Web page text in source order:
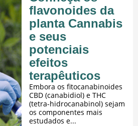
flavonoides da
planta Cannabis
e seus
potenciais
efeitos
terapêuticos
Embora os fitocanabinoides
CBD (canabidiol) e THC
(tetra-hidrocanabinol) sejam
os componentes mais
estudados e...